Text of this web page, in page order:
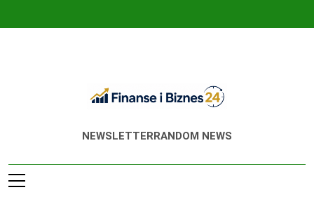
Finanse I Biznes
24
Jak Zadbać O Własne Finanse? Fachowa
NEWSLETTERRANDOM NEWS